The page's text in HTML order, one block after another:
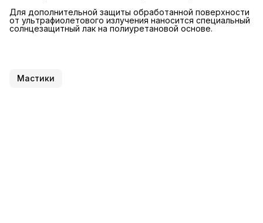
Для дополнительной защиты обработанной поверхности
от ультрафиолетового излучения наносится специальный
солнцезащитный лак на полиуретановой основе.
Мастики